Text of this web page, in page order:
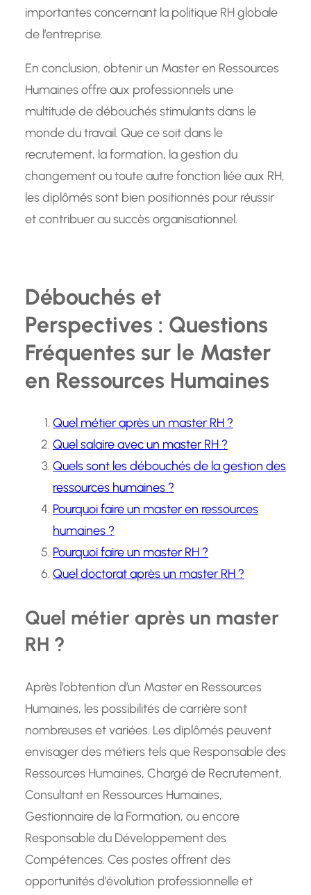
importantes concernant la politique RH globale
de l’entreprise.
En conclusion, obtenir un Master en Ressources
Humaines offre aux professionnels une
multitude de débouchés stimulants dans le
monde du travail. Que ce soit dans le
recrutement, la formation, la gestion du
changement ou toute autre fonction liée aux RH,
les diplômés sont bien positionnés pour réussir
et contribuer au succès organisationnel.
Débouchés et
Perspectives : Questions
Fréquentes sur le Master
en Ressources Humaines
Quel métier après un master RH ?
Quel salaire avec un master RH ?
Quels sont les débouchés de la gestion des
ressources humaines ?
Pourquoi faire un master en ressources
humaines ?
Pourquoi faire un master RH ?
Quel doctorat après un master RH ?
Quel métier après un master
RH ?
Après l’obtention d’un Master en Ressources
Humaines, les possibilités de carrière sont
nombreuses et variées. Les diplômés peuvent
envisager des métiers tels que Responsable des
Ressources Humaines, Chargé de Recrutement,
Consultant en Ressources Humaines,
Gestionnaire de la Formation, ou encore
Responsable du Développement des
Compétences. Ces postes offrent des
opportunités d’évolution professionnelle et